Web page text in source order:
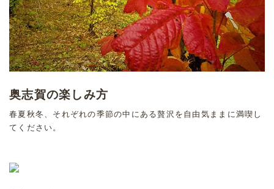
奥志賀の楽しみ方
春夏秋冬、それぞれの季節の中にある贅沢を自由気ままに満喫し
てください。